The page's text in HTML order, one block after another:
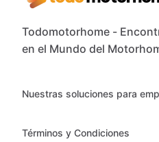
Todomotorhome -
en el Mundo del
Nuestras soluciones para
Términos y Condiciones